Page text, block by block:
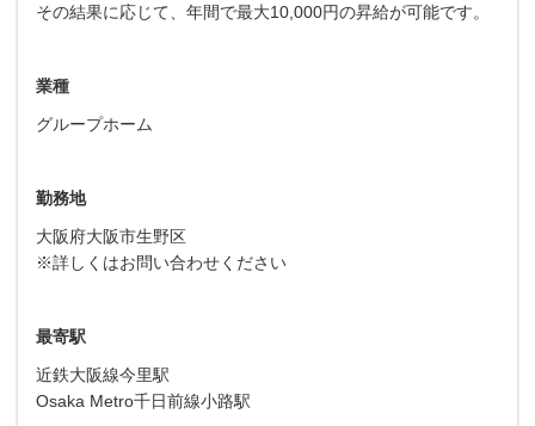
その結果に応じて、年間で最大10,000円の昇給が可能です。
業種
グループホーム
勤務地
大阪府大阪市生野区
※詳しくはお問い合わせください
最寄駅
近鉄大阪線今里駅
Osaka Metro千日前線小路駅